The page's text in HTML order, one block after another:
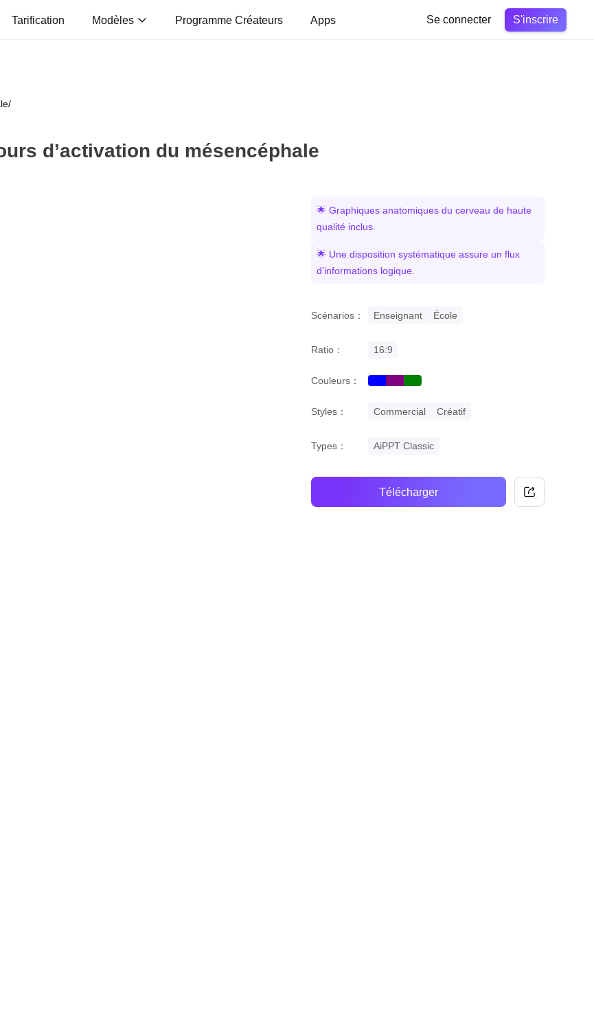
Tarification Modèles Programme Créateurs Apps Se connecter S'inscrire
/
d’activation du mésencéphale
🌟 Graphiques anatomiques du cerveau de haute
qualité inclus.
🌟 Une disposition systématique assure un flux
d'informations logique.
Scénarios： Enseignant École
Ratio： 16:9
Couleurs： bluepurplegreen
Styles： Commercial Créatif
Types： AiPPT Classic
Télécharger